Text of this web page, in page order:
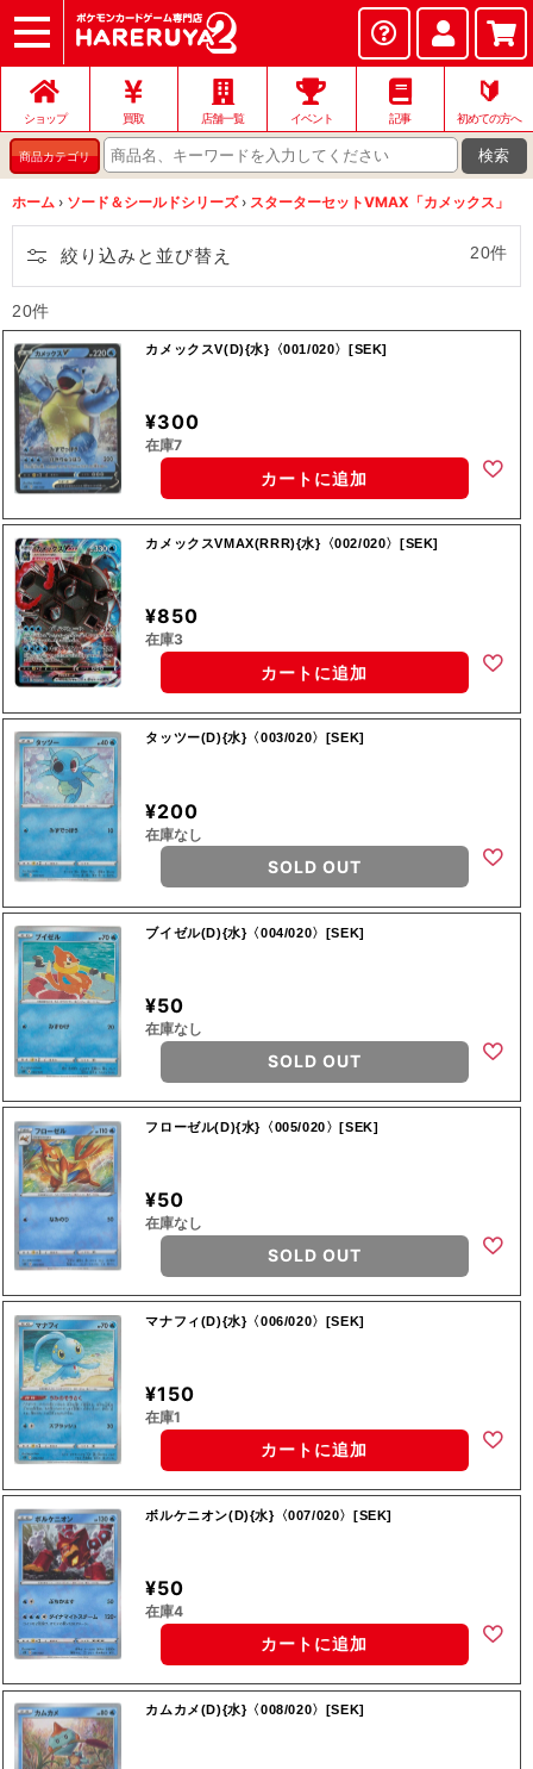
ショップ
店頭買取
ネット買取
店舗一覧
イベント
お問い合わせ
ショップ 買取 店舗一覧 イベント 記事
🔰
初めての方へ
商品カテゴリ 検索
ホーム › ソード＆シールドシリーズ › スターターセットVMAX「カメックス」
絞り込みと並び替え 20件
20件
カメックスV(D){水}〈001/020〉[SEK]
¥300
在庫7
カートに追加
カメックスVMAX(RRR){水}〈002/020〉[SEK]
¥850
在庫3
カートに追加
タッツー(D){水}〈003/020〉[SEK]
¥200
在庫なし
SOLD OUT
ブイゼル(D){水}〈004/020〉[SEK]
¥50
在庫なし
SOLD OUT
フローゼル(D){水}〈005/020〉[SEK]
¥50
在庫なし
SOLD OUT
マナフィ(D){水}〈006/020〉[SEK]
¥150
在庫1
カートに追加
ボルケニオン(D){水}〈007/020〉[SEK]
¥50
在庫4
カートに追加
カムカメ(D){水}〈008/020〉[SEK]